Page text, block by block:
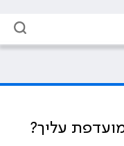
עליך?